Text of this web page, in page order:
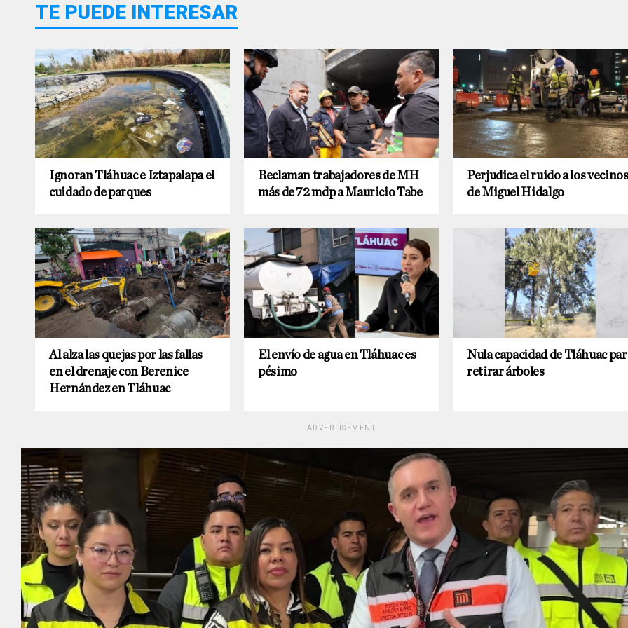
TE PUEDE INTERESAR
Ignoran Tláhuac e Iztapalapa el
cuidado de parques
Reclaman trabajadores de MH
más de 72 mdp a Mauricio Tabe
Perjudica el ruido a los vecinos
de Miguel Hidalgo
Al alza las quejas por las fallas
en el drenaje con Berenice
Hernández en Tláhuac
El envío de agua en Tláhuac es
pésimo
Nula capacidad de Tláhuac
retirar árboles
ADVERTISEMENT